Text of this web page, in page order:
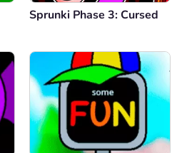
Sprunki Phase 3: Cursed